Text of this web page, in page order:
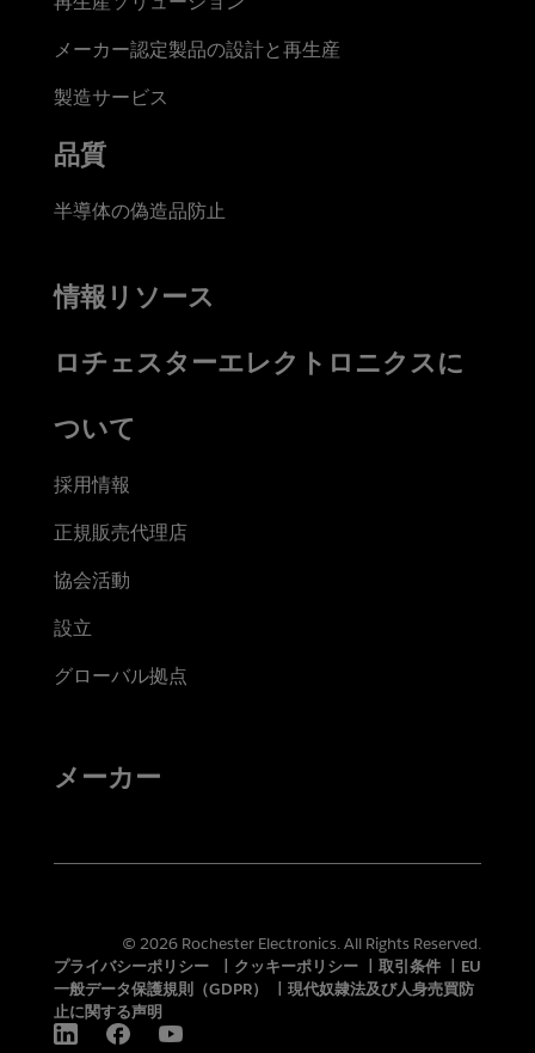
メーカー認定製品の設計と再生産
製造サービス
品質
半導体の偽造品防止
情報リソース
ロチェスターエレクトロニクスに
ついて
採用情報
正規販売代理店
協会活動
設立
グローバル拠点
メーカー
© 2026 Rochester Electronics. All Rights Reserved.
プライバシーポリシー
クッキーポリシー 取引条件
EU
一般データ保護規則（GDPR）
現代奴隷法及び人身売買防
止に関する声明